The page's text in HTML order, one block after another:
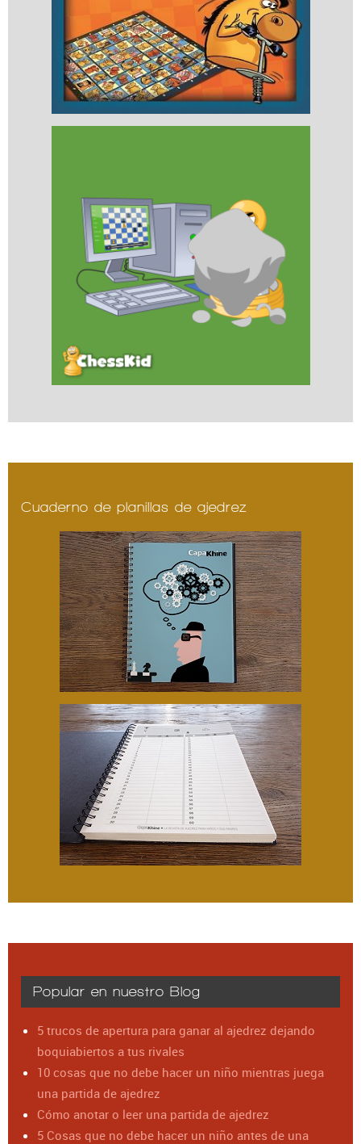
Cuaderno de planillas de ajedrez
Popular en nuestro Blog
5 trucos de apertura para ganar al ajedrez dejando
boquiabiertos a tus rivales
10 cosas que no debe hacer un niño mientras juega
una partida de ajedrez
Cómo anotar o leer una partida de ajedrez
5 Cosas que no debe hacer un niño antes de una